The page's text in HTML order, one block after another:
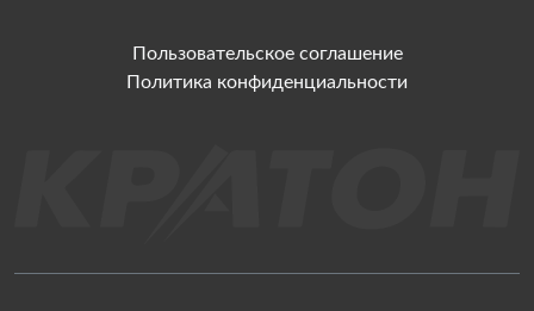
Пользовательское соглашение
Политика конфиденциальности